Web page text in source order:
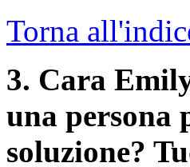
Torna
3. Cara
una persona
soluzione?